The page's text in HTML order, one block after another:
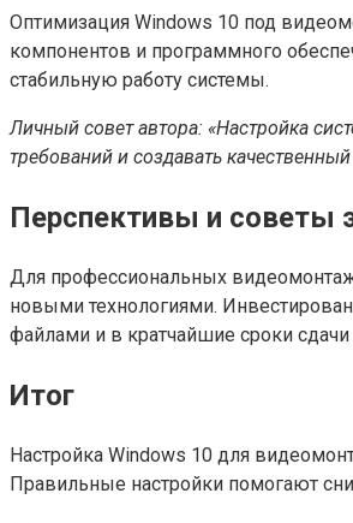
Оптимизация Windows 10 под
компонентов и программного
стабильную работу системы.
Личный совет автора: «Настройка
требований и создавать
Перспективы и советы
Для профессиональных
новыми технологиями.
файлами и в кратчайшие сроки сдачи
Итог
Настройка Windows 10 для
Правильные настройки помогают